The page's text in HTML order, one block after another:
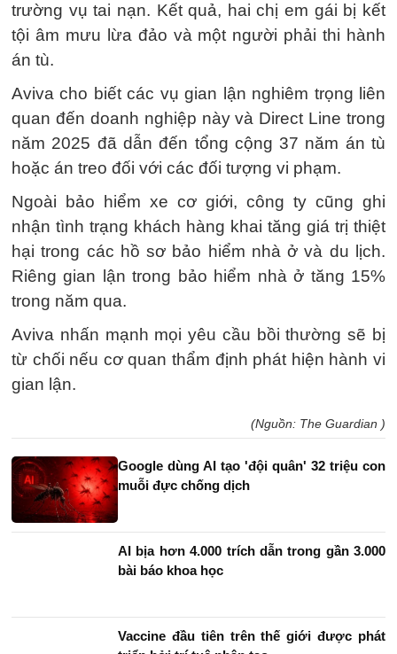
trường vụ tai nạn. Kết quả, hai chị em gái bị kết
tội âm mưu lừa đảo và một người phải thi hành
án tù.
Aviva cho biết các vụ gian lận nghiêm trọng liên
quan đến doanh nghiệp này và Direct Line trong
năm 2025 đã dẫn đến tổng cộng 37 năm án tù
hoặc án treo đối với các đối tượng vi phạm.
Ngoài bảo hiểm xe cơ giới, công ty cũng ghi
nhận tình trạng khách hàng khai tăng giá trị thiệt
hại trong các hồ sơ bảo hiểm nhà ở và du lịch.
Riêng gian lận trong bảo hiểm nhà ở tăng 15%
trong năm qua.
Aviva nhấn mạnh mọi yêu cầu bồi thường sẽ bị
từ chối nếu cơ quan thẩm định phát hiện hành vi
gian lận.
(Nguồn: The Guardian )
Google dùng AI tạo 'đội quân' 32 triệu con
muỗi đực chống dịch
AI bịa hơn 4.000 trích dẫn trong gần 3.000
bài báo khoa học
Vaccine đầu tiên trên thế giới được phát